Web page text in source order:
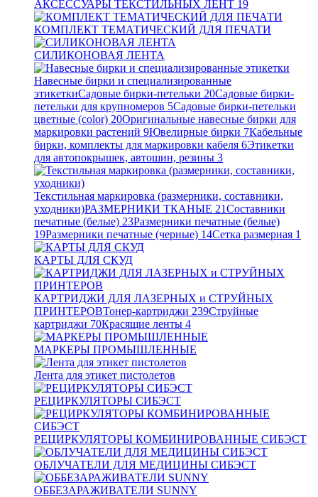
АКСЕССУАРЫ ТЕКСТИЛЬНЫХ ЛЕНТ 19
КОМПЛЕКТ ТЕМАТИЧЕСКИЙ ДЛЯ ПЕЧАТИ
СИЛИКОНОВАЯ ЛЕНТА
Навесные бирки и специализированные
этикеткиСадовые бирки-петельки 20Садовые бирки-
петельки для крупномеров 5Садовые бирки-петельки
цветные (color) 20Оригинальные навесные бирки для
маркировки растений 9Ювелирные бирки 7Кабельные
бирки, комплекты для маркировки кабеля 6Этикетки
для автопокрышек, автошин, резины 3
Текстильная маркировка (размерники, составники,
уходники)РАЗМЕРНИКИ ТКАНЫЕ 21Составники
печатные (белые) 23Размерники печатные (белые)
19Размерники печатные (черные) 14Сетка размерная 1
КАРТЫ ДЛЯ СКУД
КАРТРИДЖИ ДЛЯ ЛАЗЕРНЫХ и СТРУЙНЫХ
ПРИНТЕРОВТонер-картриджи 239Струйные
картриджи 70Красящие ленты 4
МАРКЕРЫ ПРОМЫШЛЕННЫЕ
Лента для этикет пистолетов
РЕЦИРКУЛЯТОРЫ СИБЭСТ
РЕЦИРКУЛЯТОРЫ КОМБИНИРОВАННЫЕ СИБЭСТ
ОБЛУЧАТЕЛИ ДЛЯ МЕДИЦИНЫ СИБЭСТ
ОББЕЗАРАЖИВАТЕЛИ SUNNY